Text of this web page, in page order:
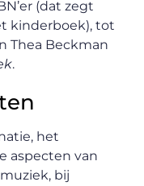
(dat zegt
kinderboek), tot
Thea Beckman
.
het
aspecten van
bij